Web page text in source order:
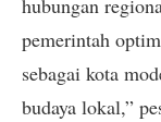
hubungan
pemerintah
sebagai kota
budaya lokal,”